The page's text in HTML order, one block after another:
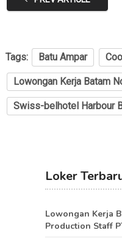
Tags: Batu Ampar
Lowongan Kerja Batam
Swiss-belhotel Harbour
Loker
Lowongan Kerja
Production Staff